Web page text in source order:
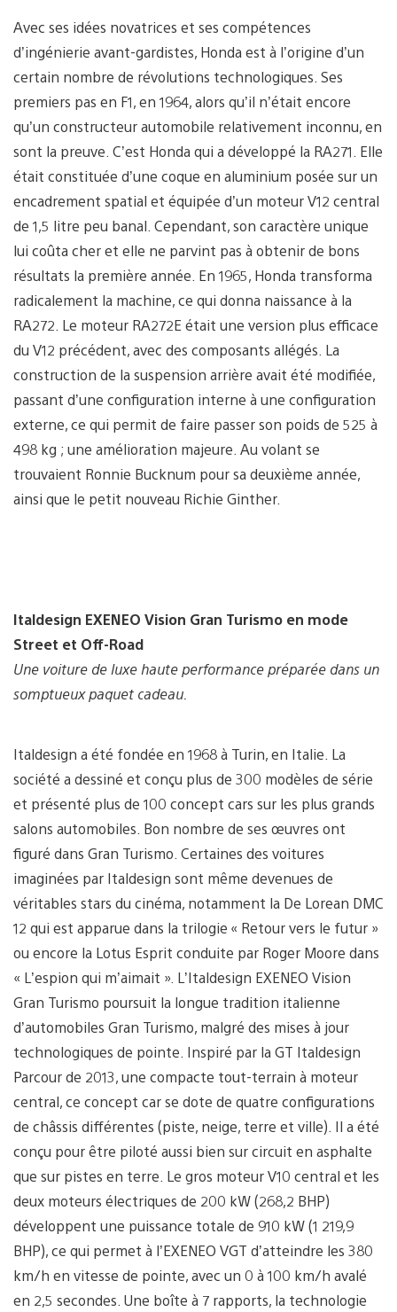
Avec ses idées novatrices et ses compétences
d’ingénierie avant-gardistes, Honda est à l’origine d’un
certain nombre de révolutions technologiques. Ses
premiers pas en F1, en 1964, alors qu’il n’était encore
qu’un constructeur automobile relativement inconnu, en
sont la preuve. C’est Honda qui a développé la RA271. Elle
était constituée d’une coque en aluminium posée sur un
encadrement spatial et équipée d’un moteur V12 central
de 1,5 litre peu banal. Cependant, son caractère unique
lui coûta cher et elle ne parvint pas à obtenir de bons
résultats la première année. En 1965, Honda transforma
radicalement la machine, ce qui donna naissance à la
RA272. Le moteur RA272E était une version plus efficace
du V12 précédent, avec des composants allégés. La
construction de la suspension arrière avait été modifiée,
passant d’une configuration interne à une configuration
externe, ce qui permit de faire passer son poids de 525 à
498 kg ; une amélioration majeure. Au volant se
trouvaient Ronnie Bucknum pour sa deuxième année,
ainsi que le petit nouveau Richie Ginther.
Italdesign EXENEO Vision Gran Turismo en mode
Street et Off-Road
Une voiture de luxe haute performance préparée dans un
somptueux paquet cadeau.
Italdesign a été fondée en 1968 à Turin, en Italie. La
société a dessiné et conçu plus de 300 modèles de série
et présenté plus de 100 concept cars sur les plus grands
salons automobiles. Bon nombre de ses œuvres ont
figuré dans Gran Turismo. Certaines des voitures
imaginées par Italdesign sont même devenues de
véritables stars du cinéma, notamment la De Lorean DMC
12 qui est apparue dans la trilogie « Retour vers le futur »
ou encore la Lotus Esprit conduite par Roger Moore dans
« L’espion qui m’aimait ». L’Italdesign EXENEO Vision
Gran Turismo poursuit la longue tradition italienne
d’automobiles Gran Turismo, malgré des mises à jour
technologiques de pointe. Inspiré par la GT Italdesign
Parcour de 2013, une compacte tout-terrain à moteur
central, ce concept car se dote de quatre configurations
de châssis différentes (piste, neige, terre et ville). Il a été
conçu pour être piloté aussi bien sur circuit en asphalte
que sur pistes en terre. Le gros moteur V10 central et les
deux moteurs électriques de 200 kW (268,2 BHP)
développent une puissance totale de 910 kW (1 219,9
BHP), ce qui permet à l’EXENEO VGT d’atteindre les 380
km/h en vitesse de pointe, avec un 0 à 100 km/h avalé
en 2,5 secondes. Une boîte à 7 rapports, la technologie